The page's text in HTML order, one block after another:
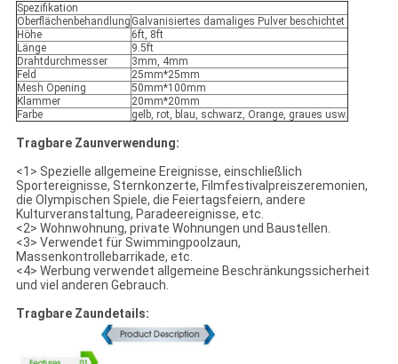
Spezifikation
Oberflächenbehandlung Galvanisiertes damaliges Pulver beschichtet
Höhe
6ft, 8ft
Länge
9.5ft
Drahtdurchmesser
3mm, 4mm
Feld
25mm*25mm
Mesh Opening
50mm*100mm
Klammer
20mm*20mm
Farbe
gelb, rot, blau, schwarz, Orange, graues usw.
Tragbare Zaunverwendung:
<1> Spezielle allgemeine Ereignisse, einschließlich
Sportereignisse, Sternkonzerte, Filmfestivalpreiszeremonien,
die Olympischen Spiele, die Feiertagsfeiern, andere
Kulturveranstaltung, Paradeereignisse, etc.
<2> Wohnwohnung, private Wohnungen und Baustellen.
<3> Verwendet für Swimmingpoolzaun,
Massenkontrollebarrikade, etc.
<4> Werbung verwendet allgemeine Beschränkungssicherheit
und viel anderen Gebrauch.
Tragbare Zaundetails: